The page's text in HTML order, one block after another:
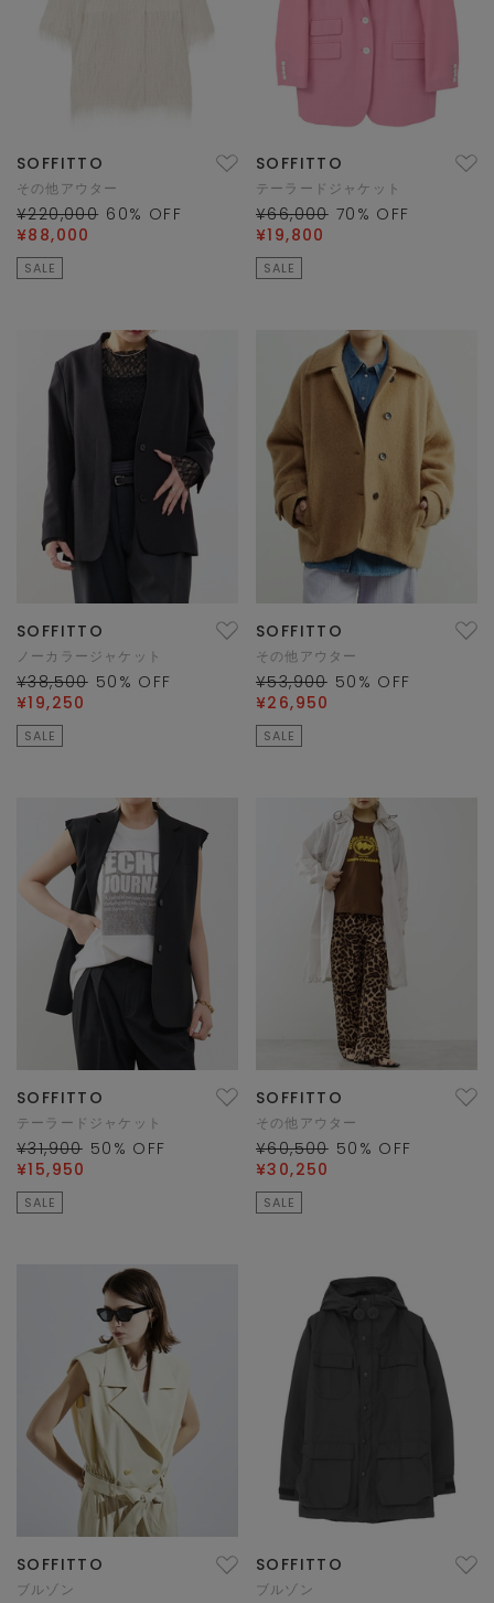
SOFFITTO
その他アウター
¥220,000 60% OFF
¥88,000
SALE
SOFFITTO
テーラードジャケット
¥66,000 70 % OFF
¥19,800
SALE
SOFFITTO
ノーカラージャケット
¥38,500 50 % OFF
¥19,250
SALE
SOFFITTO
その他アウター
¥53,900 50 % OFF
¥26,950
SALE
SOFFITTO
テーラードジャケット
¥31,900 50 % OFF
¥15,950
SALE
SOFFITTO
その他アウター
¥60,500 50 % OFF
¥30,250
SALE
SOFFITTO
ブルゾン
SOFFITTO
ブルゾン